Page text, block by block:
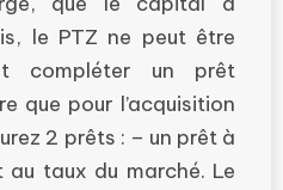
le PTZ ne peut être
compléter un prêt
que pour l’acquisition
2 prêts : – un prêt à
taux du marché. Le